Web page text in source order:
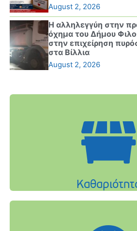
August 2, 2026
Η αλληλεγγύη στην
όχημα του Δήμου
στην επιχείρηση
στα Βίλλια
August 2, 2026